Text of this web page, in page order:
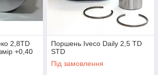
2,8TD
+0,40
Поршень Iveco Daily 2,5 TD
STD
Під замовлення